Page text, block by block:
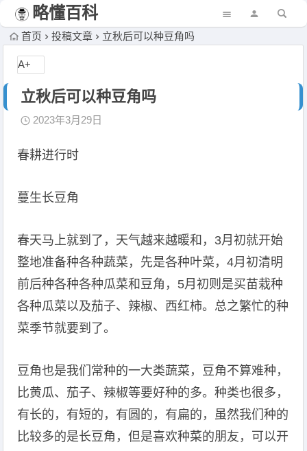
略懂百科
首页 投稿文章 立秋后可以种豆角吗
立秋后可以种豆角吗
2023年3月29日
春耕进行时
蔓生长豆角
春天马上就到了，天气越来越暖和，3月初就开始
整地准备种各种蔬菜，先是各种叶菜，4月初清明
前后种各种各种瓜菜和豆角，5月初则是买苗栽种
各种瓜菜以及茄子、辣椒、西红柿。总之繁忙的种
菜季节就要到了。
豆角也是我们常种的一大类蔬菜，豆角不算难种，
比黄瓜、茄子、辣椒等要好种的多。种类也很多，
有长的，有短的，有圆的，有扁的，虽然我们种的
比较多的是长豆角，但是喜欢种菜的朋友，可以开
A+